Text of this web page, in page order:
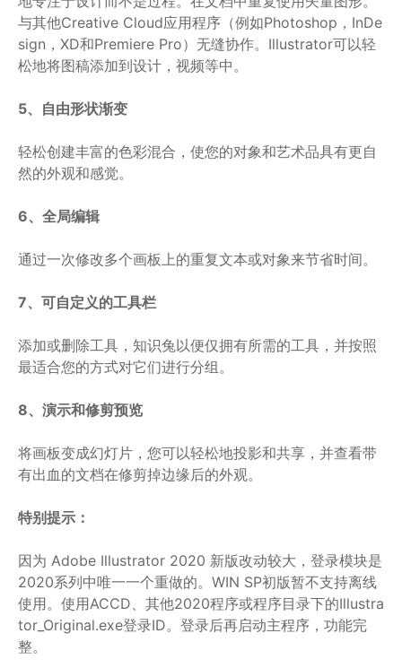
与其他Creative Cloud应用程序（例如Photoshop，InDe
sign，XD和Premiere Pro）无缝协作。Illustrator可以轻
松地将图稿添加到设计，视频等中。
5、自由形状渐变
轻松创建丰富的色彩混合，使您的对象和艺术品具有更自
然的外观和感觉。
6、全局编辑
通过一次修改多个画板上的重复文本或对象来节省时间。
7、可自定义的工具栏
添加或删除工具，知识兔以便仅拥有所需的工具，并按照
最适合您的方式对它们进行分组。
8、演示和修剪预览
将画板变成幻灯片，您可以轻松地投影和共享，并查看带
有出血的文档在修剪掉边缘后的外观。
特别提示：
因为 Adobe Illustrator 2020 新版改动较大，登录模块是
2020系列中唯一一个重做的。WIN SP初版暂不支持离线
使用。使用ACCD、其他2020程序或程序目录下的Illustra
tor_Original.exe登录ID。登录后再启动主程序，功能完
整。